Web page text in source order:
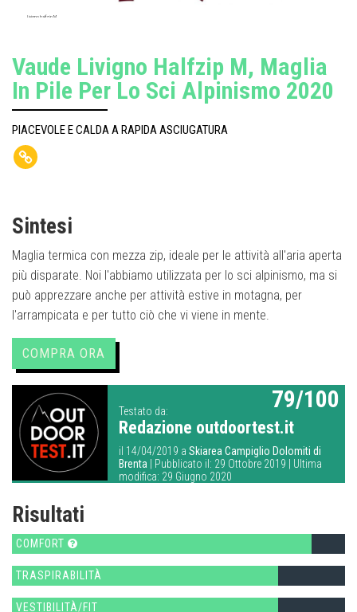
Livigno halfzip M
Vaude Livigno Halfzip M, Maglia
In Pile Per Lo Sci Alpinismo 2020
PIACEVOLE E CALDA A RAPIDA ASCIUGATURA
Sintesi
Maglia termica con mezza zip, ideale per le attività all'aria aperta
più disparate. Noi l'abbiamo utilizzata per lo sci alpinismo, ma si
può apprezzare anche per attività estive in motagna, per
l'arrampicata e per tutto ciò che vi viene in mente.
COMPRA ORA
Testato da:
Redazione outdoortest.it
il 14/04/2019 a Skiarea Campiglio Dolomiti di
Brenta | Pubblicato il: 29 Ottobre 2019 | Ultima
modifica: 29 Giugno 2020
79/100
Risultati
COMFORT
TRASPIRABILITÀ
VESTIBILITÀ/FIT